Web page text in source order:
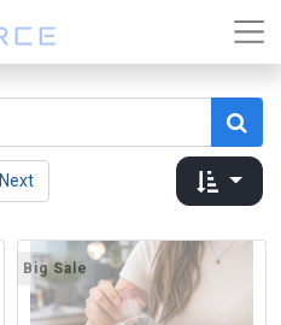
Next
Big Sale